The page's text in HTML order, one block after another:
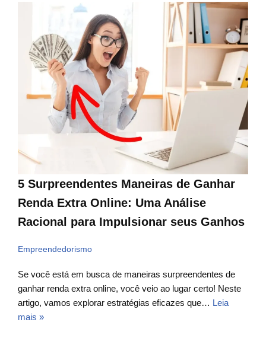
5 Surpreendentes Maneiras de Ganhar
Renda Extra Online: Uma Análise
Racional para Impulsionar seus Ganhos
Empreendedorismo
Se você está em busca de maneiras surpreendentes de
ganhar renda extra online, você veio ao lugar certo! Neste
artigo, vamos explorar estratégias eficazes que… Leia
mais »